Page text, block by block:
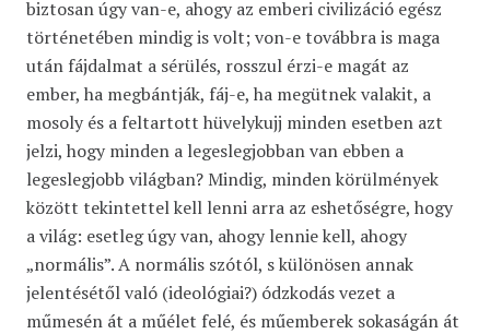
biztosan úgy van-e, ahogy az emberi civilizáció egész
történetében mindig is volt; von-e továbbra is maga
után fájdalmat a sérülés, rosszul érzi-e magát az
ember, ha megbántják, fáj-e, ha megütnek valakit, a
mosoly és a feltartott hüvelykujj minden esetben azt
jelzi, hogy minden a legeslegjobban van ebben a
legeslegjobb világban? Mindig, minden körülmények
között tekintettel kell lenni arra az eshetőségre, hogy
a világ: esetleg úgy van, ahogy lennie kell, ahogy
„normális”. A normális szótól, s különösen annak
jelentésétől való (ideológiai?) ódzkodás vezet a
műmesén át a műélet felé, és műemberek sokaságán át